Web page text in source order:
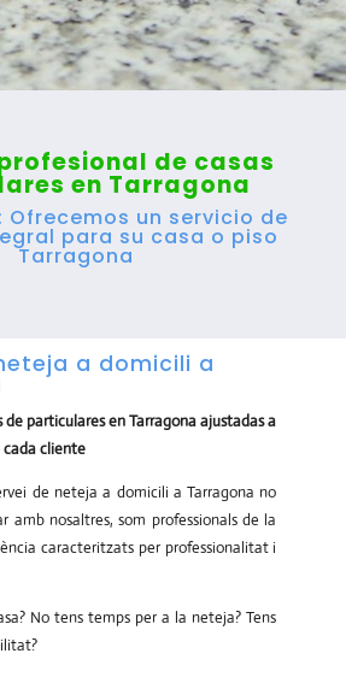
de casas
en Tarragona
Ofrecemos un servicio de
para su casa o piso
Tarragona
a domicili a
de particulares en Tarragona ajustadas a
cada cliente
de neteja a domicili a Tarragona no
amb nosaltres, som professionals de la
caracteritzats per professionalitat i
No tens temps per a la neteja? Tens